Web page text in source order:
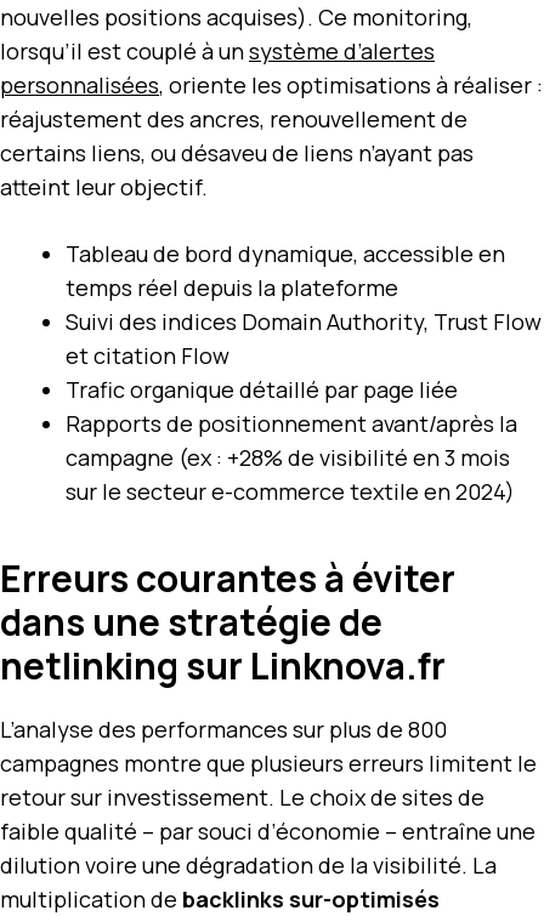
nouvelles positions acquises). Ce monitoring,
lorsqu’il est couplé à unsystème d’alertes
personnalisées, oriente les optimisations à réaliser :
réajustement des ancres, renouvellement de
certains liens, ou désaveu de liens n’ayant pas
atteint leur objectif.
Tableau de bord dynamique, accessible en
temps réel depuis la plateforme
Suivi des indices Domain Authority, Trust Flow
et citation Flow
Trafic organique détaillé par page liée
Rapports de positionnement avant/après la
campagne (ex : +28% de visibilité en 3 mois
sur le secteur e-commerce textile en 2024)
Erreurs courantes à éviter
dans une stratégie de
netlinking sur Linknova.fr
L’analyse des performances sur plus de 800
campagnes montre que plusieurs erreurs limitent le
retour sur investissement. Le choix de sites de
faible qualité – par souci d’économie – entraîne une
dilution voire une dégradation de la visibilité. La
multiplication de backlinks sur-optimisés